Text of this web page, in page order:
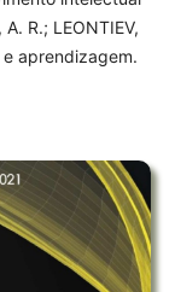
R.; LEONTIEV,
aprendizagem.